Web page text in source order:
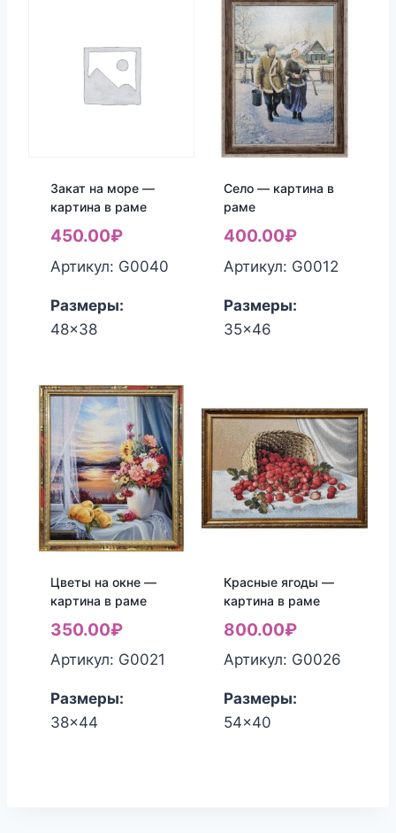
Закат на море —
картина в раме
450.00₽
Артикул: G0040
Размеры:
48x38
Село — картина в
раме
400.00₽
Артикул: G0012
Размеры:
35x46
Цветы на окне —
картина в раме
350.00₽
Артикул: G0021
Размеры:
38x44
Красные ягоды —
картина в раме
800.00₽
Артикул: G0026
Размеры:
54x40